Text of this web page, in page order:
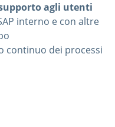
agli utenti
interno e con altre
continuo dei processi